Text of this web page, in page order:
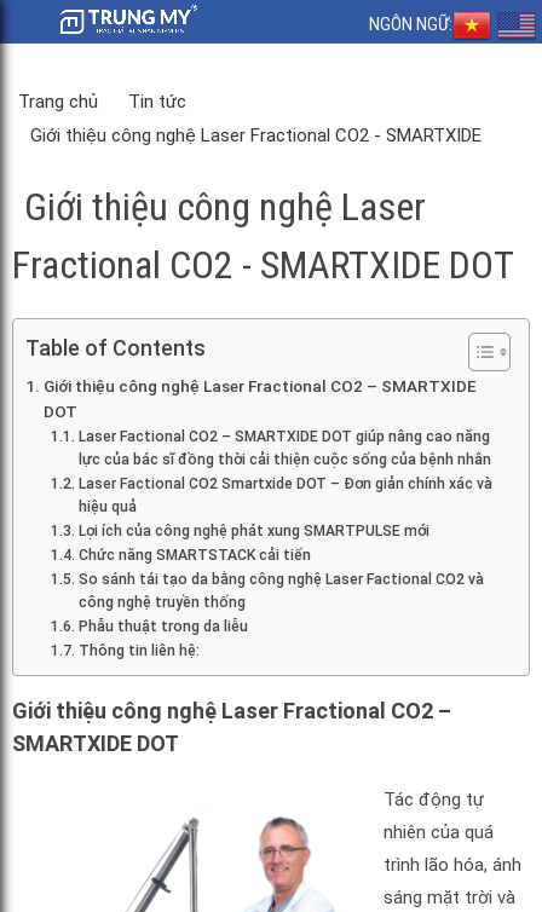
NGÔN NGỮ:
Trang chủ
Tin tức
Giới thiệu công nghệ Laser Fractional CO2 - SMARTXIDE
Giới thiệu công nghệ Laser
Fractional CO2 - SMARTXIDE DOT
Table of Contents
Giới thiệu công nghệ Laser Fractional CO2 – SMARTXIDE
DOT
Laser Factional CO2 – SMARTXIDE DOT giúp nâng cao năng
lực của bác sĩ đồng thời cải thiện cuộc sống của bệnh nhân
Laser Factional CO2 Smartxide DOT – Đơn giản chính xác và
hiệu quả
Lợi ích của công nghệ phát xung SMARTPULSE mới
Chức năng SMARTSTACK cải tiến
So sánh tái tạo da bằng công nghệ Laser Factional CO2 và
công nghệ truyền thống
Phẫu thuật trong da liễu
Thông tin liên hệ:
Giới thiệu công nghệ Laser Fractional CO2 –
SMARTXIDE DOT
Tác động tự
nhiên của quá
trình lão hóa, ánh
sáng mặt trời và